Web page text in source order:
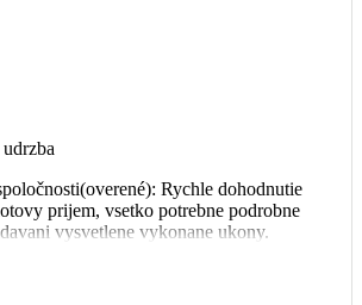
Rychle dohodnutie
prijem, vsetko potrebne podrobne
vysvetlene vykonane ukony.